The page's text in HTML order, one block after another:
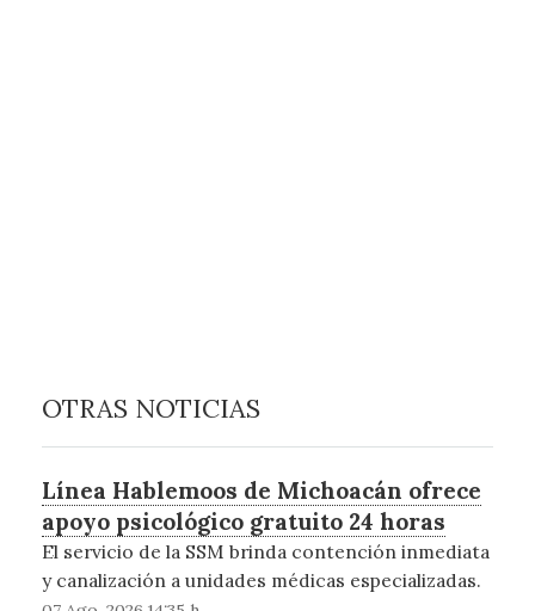
OTRAS NOTICIAS
Línea Hablemoos de Michoacán ofrece
apoyo psicológico gratuito 24 horas
El servicio de la SSM brinda contención inmediata
y canalización a unidades médicas especializadas.